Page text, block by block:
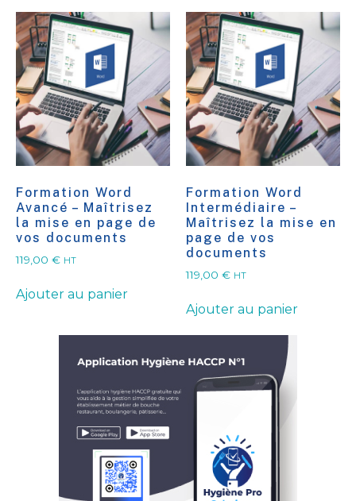
Formation Word
Avancé – Maîtrisez
la mise en page de
vos documents
119,00 € HT
Ajouter au panier
Formation Word
Intermédiaire –
Maîtrisez la mise en
page de vos
documents
119,00 € HT
Ajouter au panier